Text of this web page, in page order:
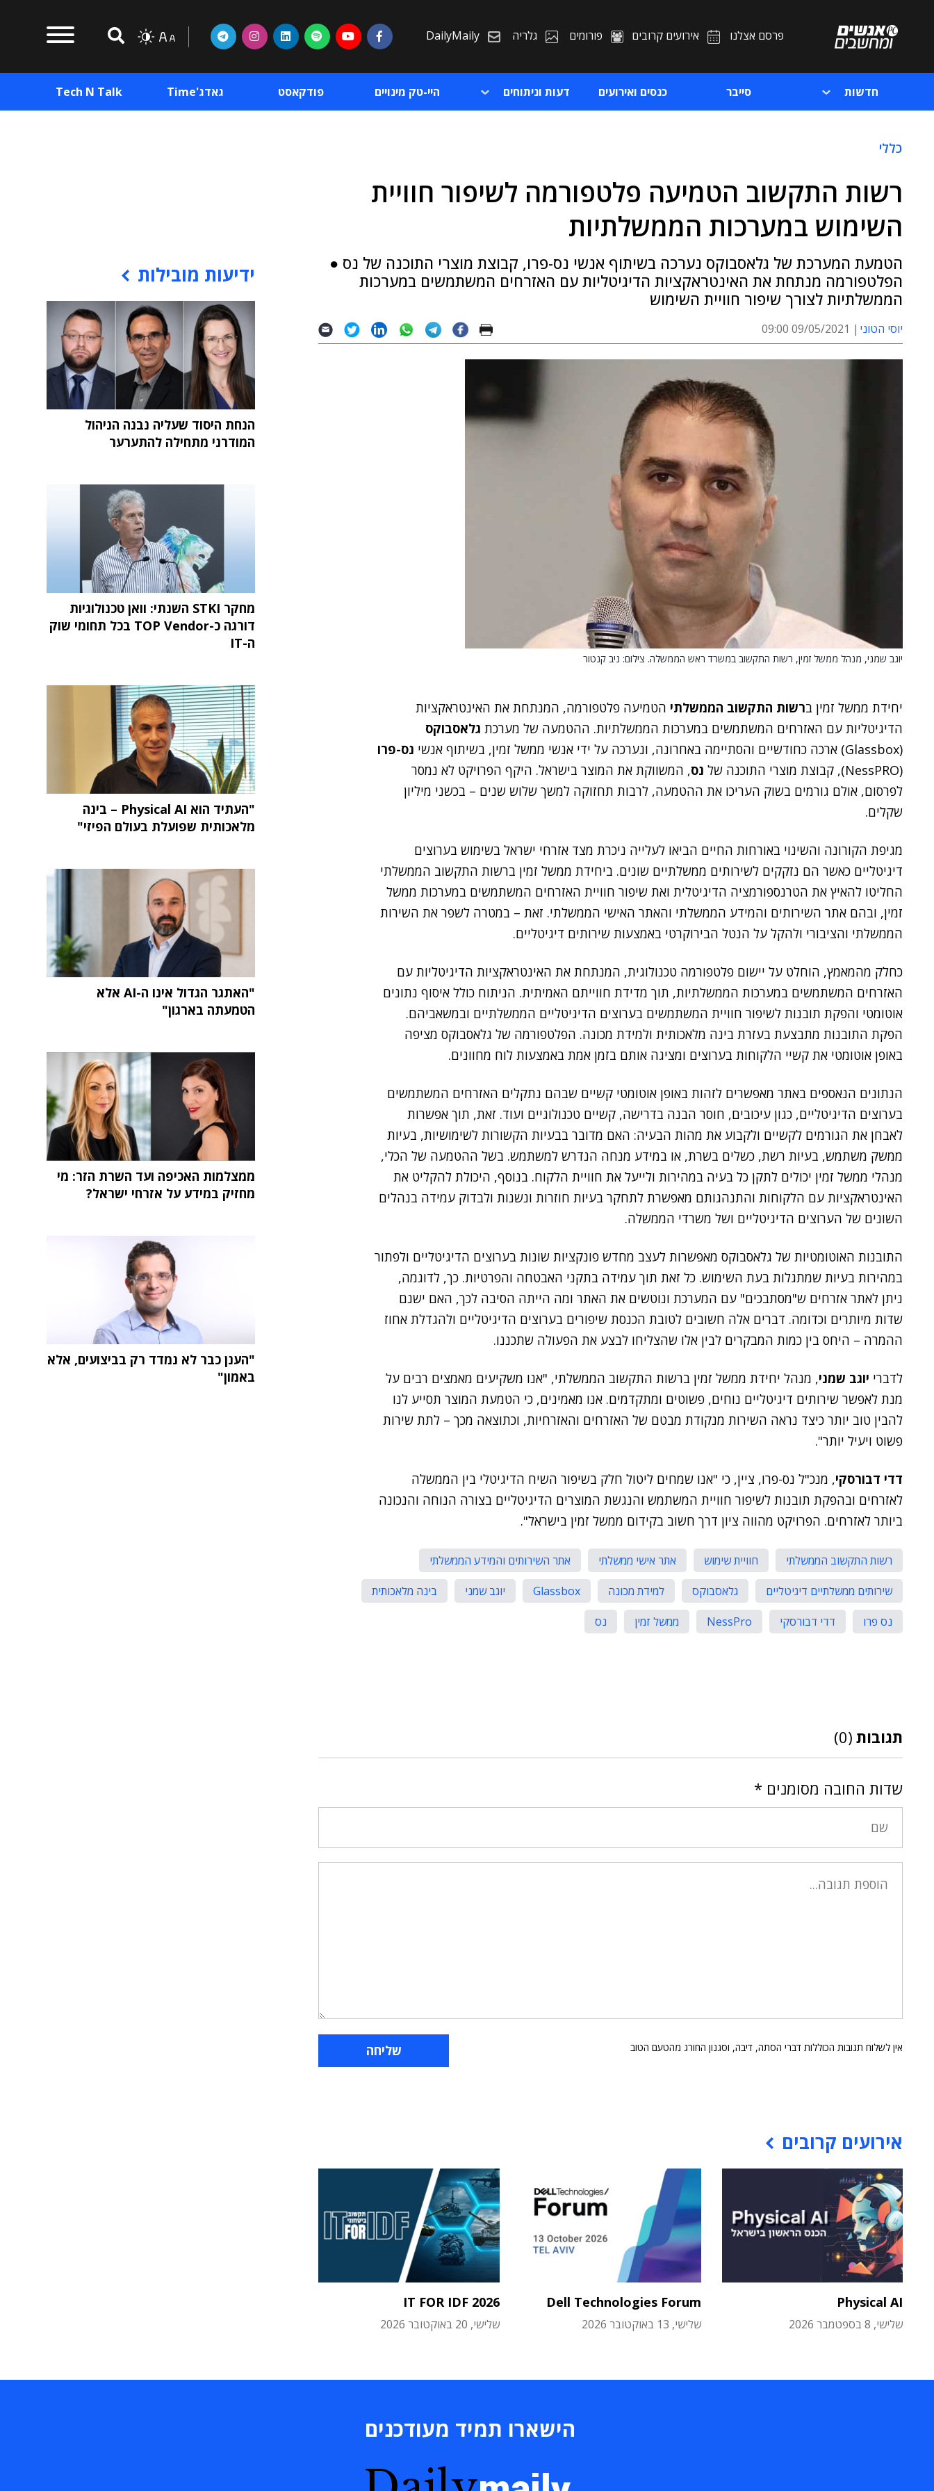
פרסם אצלנו אירועים קרובים פורומים גלריה DailyMaily
חדשות סייבר כנסים ואירועים דעות וניתוחים היי-טק מינויים פודקאסט גאדג'Time Tech N Talk
כללי
רשות התקשוב הטמיעה פלטפורמה לשיפור חוויית
השימוש במערכות הממשלתיות
הטמעת המערכת של גלאסבוקס נערכה בשיתוף אנשי נס-פרו, קבוצת מוצרי התוכנה של נס ●
הפלטפורמה מנתחת את האינטראקציות הדיגיטליות עם האזרחים המשתמשים במערכות
הממשלתיות לצורך שיפור חוויית השימוש
יוסי הטוני 09/05/2021 09:00
יוגב שמני, מנהל ממשל זמין, רשות התקשוב במשרד ראש הממשלה. צילום: ניב קנטור
יחידת ממשל זמין ברשות התקשוב הממשלתי הטמיעה פלטפורמה, המנתחת את האינטראקציות
הדיגיטליות עם האזרחים המשתמשים במערכות הממשלתיות. ההטמעה של מערכת גלאסבוקס
(Glassbox) ארכה כחודשיים והסתיימה באחרונה, ונערכה על ידי אנשי ממשל זמין, בשיתוף אנשי
נס-פרו
(NessPRO), קבוצת מוצרי התוכנה של
נס, המשווקת את המוצר בישראל. היקף הפרויקט לא נמסר
לפרסום, אולם גורמים בשוק העריכו את ההטמעה, לרבות תחזוקה למשך שלוש שנים – בכשני מיליון
שקלים.
מגיפת הקורונה והשינוי באורחות החיים הביאו לעלייה ניכרת מצד אזרחי ישראל בשימוש בערוצים
דיגיטליים כאשר הם נזקקים לשירותים ממשלתיים שונים. ביחידת ממשל זמין ברשות התקשוב הממשלתי
החליטו להאיץ את הטרנספורמציה הדיגיטלית ואת שיפור חוויית האזרחים המשתמשים במערכות ממשל
זמין, ובהם אתר השירותים והמידע הממשלתי והאתר האישי הממשלתי. זאת – במטרה לשפר את השירות
הממשלתי והציבורי ולהקל על הנטל הבירוקרטי באמצעות שירותים דיגיטליים.
כחלק מהמאמץ, הוחלט על יישום פלטפורמה טכנולוגית, המנתחת את האינטראקציות הדיגיטליות עם
האזרחים המשתמשים במערכות הממשלתיות, תוך מדידת חווייתם האמיתית. הניתוח כולל איסוף נתונים
אוטומטי והפקת תובנות לשיפור חוויית המשתמשים בערוצים הדיגיטליים הממשלתיים ובמשאביהם.
הפקת התובנות מתבצעת בעזרת בינה מלאכותית ולמידת מכונה. הפלטפורמה של גלאסבוקס מציפה
באופן אוטומטי את קשיי הלקוחות בערוצים ומציגה אותם בזמן אמת באמצעות לוח מחוונים.
הנתונים הנאספים באתר מאפשרים לזהות באופן אוטומטי קשיים שבהם נתקלים האזרחים המשתמשים
בערוצים הדיגיטליים, כגון עיכובים, חוסר הבנה בדרישה, קשיים טכנולוגיים ועוד. זאת, תוך אפשרות
לאבחן את הגורמים לקשיים ולקבוע את מהות הבעיה: האם מדובר בבעיות הקשורות לשימושיות, בעיות
ממשק משתמש, בעיות רשת, כשלים בשרת, או במידע מנחה הנדרש למשתמש. בשל ההטמעה של הכלי,
מנהלי ממשל זמין יכולים לתקן כל בעיה במהירות ולייעל את חוויית הלקוח. בנוסף, היכולת להקליט את
האינטראקציות עם הלקוחות והתנהגותם מאפשרת לתחקר בעיות חוזרות ונשנות ולבדוק עמידה בנהלים
השונים של הערוצים הדיגיטליים ושל משרדי הממשלה.
התובנות האוטומטיות של גלאסבוקס מאפשרות לעצב מחדש פונקציות שונות בערוצים הדיגיטליים ולפתור
במהירות בעיות שמתגלות בעת השימוש. כל זאת תוך עמידה בתקני האבטחה והפרטיות. כך, לדוגמה,
ניתן לאתר אזרחים ש"מסתבכים" עם המערכת ונוטשים את האתר ומה הייתה הסיבה לכך, האם ישנם
שדות מיותרים וכדומה. דברים אלה חשובים לטובת הכנסת שיפורים בערוצים הדיגיטליים ולהגדלת אחוז
ההמרה – היחס בין כמות המבקרים לבין אלו שהצליחו לבצע את הפעולה שתכננו.
לדברי יוגב שמני, מנהל יחידת ממשל זמין ברשות התקשוב הממשלתי, "אנו משקיעים מאמצים רבים על
מנת לאפשר שירותים דיגיטליים נוחים, פשוטים ומתקדמים. אנו מאמינים, כי הטמעת המוצר תסייע לנו
להבין טוב יותר כיצד נראה השירות מנקודת מבטם של האזרחים והאזרחיות, וכתוצאה מכך – לתת שירות
פשוט ויעיל יותר".
דדי דבורסקי, מנכ"ל נס-פרו, ציין, כי "אנו שמחים ליטול חלק בשיפור השיח הדיגיטלי בין הממשלה
לאזרחים ובהפקת תובנות לשיפור חוויית המשתמש והנגשת המוצרים הדיגיטליים בצורה הנוחה והנכונה
ביותר לאזרחים. הפרויקט מהווה ציון דרך חשוב בקידום ממשל זמין בישראל".
רשות התקשוב הממשלתי חוויית שימוש אתר אישי ממשלתי
אתר השירותים והמידע הממשלתי
שירותים ממשלתיים דיגיטליים
גלאסבוקס למידת מכונה Glassbox יוגב שמני
בינה מלאכותית
נס פרו
דדי דבורסקי NessPro ממשל זמין נס
תגובות (0)
שדות החובה מסומנים *
אין לשלוח תגובות הכוללות דברי הסתה, דיבה, וסגנון החורג מהטעם הטוב
אירועים קרובים
Physical AI
שלישי, 8 בספטמבר 2026
Dell Technologies Forum
שלישי, 13 באוקטובר 2026
IT FOR IDF 2026
שלישי, 20 באוקטובר 2026
ידיעות מובילות
הנחת היסוד שעליה נבנה הניהול
המודרני מתחילה להתערער
מחקר STKI השנתי: וואן טכנולוגיות
דורגה כ-TOP Vendor בכל תחומי שוק
ה-IT
"העתיד הוא Physical AI – בינה
מלאכותית שפועלת בעולם הפיזי"
"האתגר הגדול אינו ה-AI אלא
הטמעתה בארגון"
ממצלמות האכיפה ועד השרת הזר: מי
מחזיק במידע על אזרחי ישראל?
"הענן כבר לא נמדד רק בביצועים, אלא
באמון"
הישארו תמיד מעודכנים